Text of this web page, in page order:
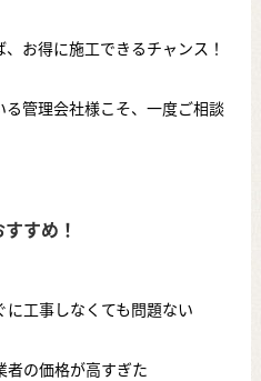
お得に施工できるチャンス！
管理会社様こそ、一度ご相談
すめ！
工事しなくても問題ない
の価格が高すぎた